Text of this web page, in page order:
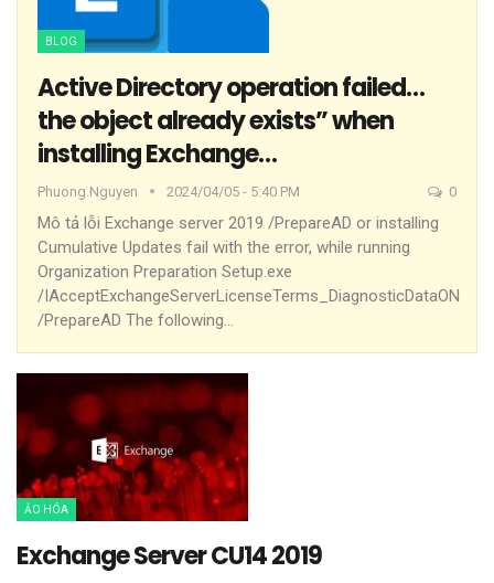
BLOG
Active Directory operation failed…
the object already exists” when
installing Exchange…
Phuong.nguyen 2024/04/05 - 5:40 PM 0
Mô tả lỗi Exchange server 2019 /PrepareAD or installing
Cumulative Updates fail with the error, while running
Organization Preparation Setup.exe
/IAcceptExchangeServerLicenseTerms_DiagnosticDataON
/PrepareAD The following
ẢO HÓA
Exchange Server CU14 2019